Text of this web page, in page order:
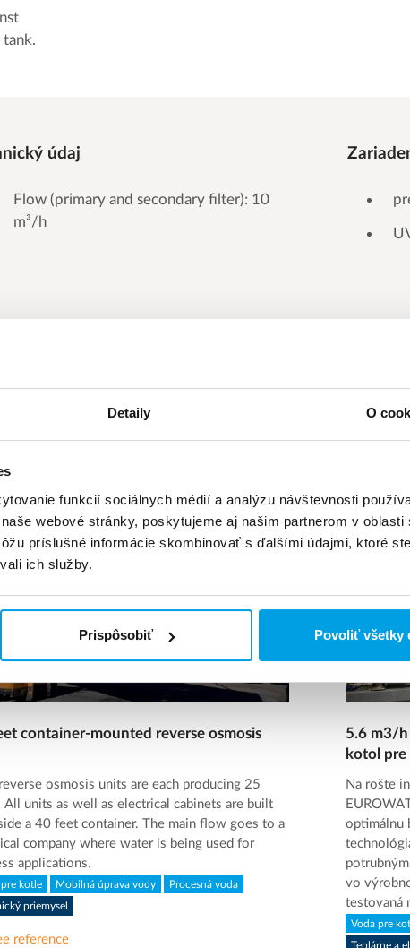
Detaily O
funkcií sociálnych médií a analýzu návštevnosti
webové stránky, poskytujeme aj našim partnerom v oblasti
príslušné informácie skombinovať s ďalšími údajmi, ktoré
ich služby.
Prispôsobiť Povoliť všetky
údaj
Flow (primary and secondary filter): 10
m³/h
container-mounted reverse osmosis
osmosis units are each producing 25
All units as well as electrical cabinets are built
a 40 feet container. The main flow goes to a
company where water is being used for
applications.
kotle Mobilná úprava vody Procesná voda
priemysel
reference
5.6 m3/h
kotol pre
Na rošte
optimálnu
vo
testovaná
Voda pre
Teplárne a